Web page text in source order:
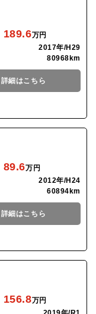
189.6万円
2017年/H29
80968km
詳細はこちら
89.6万円
2012年/H24
60894km
詳細はこちら
156.8万円